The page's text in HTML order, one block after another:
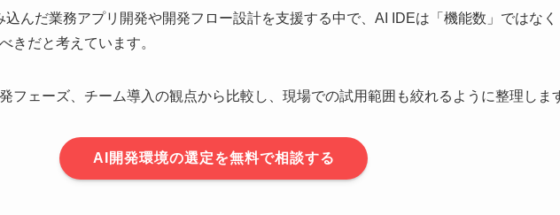
んだ業務アプリ開発や開発フロー設計を支援する中で、AI IDEは「機能数」ではなく
きだと考えています。
フェーズ、チーム導入の観点から比較し、現場での試用範囲も絞れるように整理しま
AI開発環境の選定を無料で相談する